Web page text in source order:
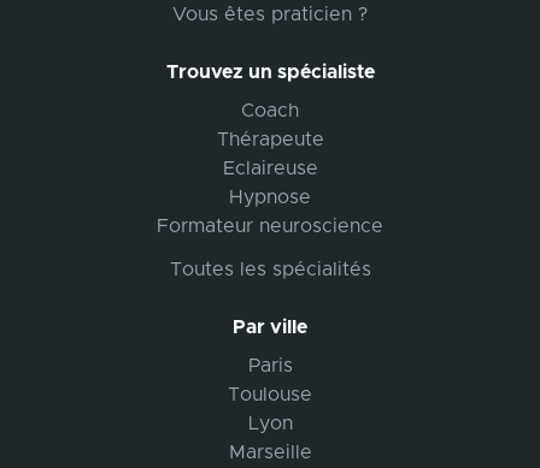
Vous êtes praticien ?
Trouvez un spécialiste
Coach
Thérapeute
Eclaireuse
Hypnose
Formateur neuroscience
Toutes les spécialités
Par ville
Paris
Toulouse
Lyon
Marseille